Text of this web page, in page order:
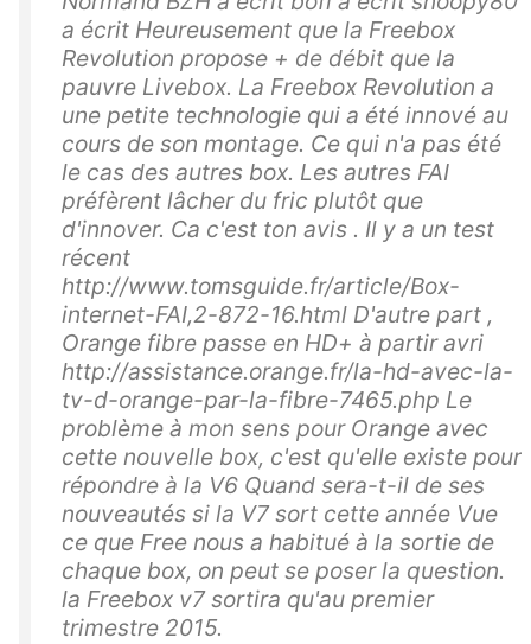
a écrit Heureusement que la Freebox
Revolution propose + de débit que la
pauvre Livebox. La Freebox Revolution a
une petite technologie qui a été innové au
cours de son montage. Ce qui n'a pas été
le cas des autres box. Les autres FAI
préfèrent lâcher du fric plutôt que
d'innover. Ca c'est ton avis . Il y a un test
récent
http://www.tomsguide.fr/article/Box-
internet-FAI,2-872-16.html D'autre part ,
Orange fibre passe en HD+ à partir avri
http://assistance.orange.fr/la-hd-avec-la-
tv-d-orange-par-la-fibre-7465.php Le
problème à mon sens pour Orange avec
cette nouvelle box, c'est qu'elle existe pour
répondre à la V6 Quand sera-t-il de ses
nouveautés si la V7 sort cette année Vue
ce que Free nous a habitué à la sortie de
chaque box, on peut se poser la question.
la Freebox v7 sortira qu'au premier
trimestre 2015.